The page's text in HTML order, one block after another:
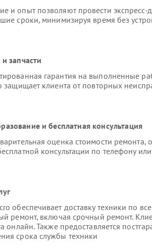
и опыт позволяют провести экспресс-
сроки, минимизируя время без
запчасти
гарантия на выполненные
защищает клиента от повторных
и бесплатная консультация
оценка стоимости ремонта,
консультации по телефону
обеспечивает доставку техники по
ремонт, включая срочный ремонт.
онлайн. Также предоставляется
срока службы техники